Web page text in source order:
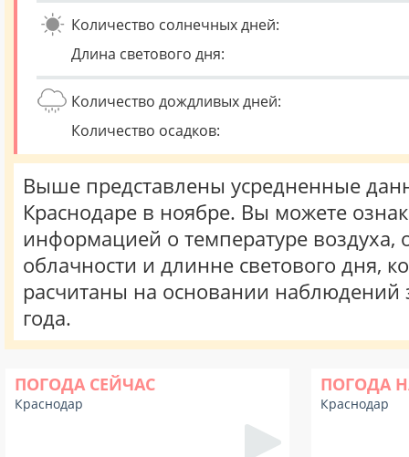
Количество солнечных дней:
Длина светового дня:
Количество дождливых дней:
Количество осадков:
Выше представлены усредненные
Краснодаре в ноябре. Вы можете
информацией о температуре воздуха,
облачности и длинне светового дня,
расчитаны на основании наблюдений
года.
ПОГОДА СЕЙЧАС
Краснодар
ПОГОДА
Краснодар